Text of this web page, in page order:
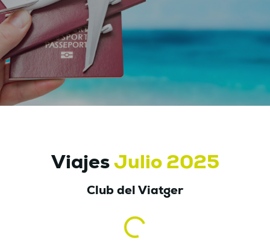
ViajesJulio 2025
Club del Viatger